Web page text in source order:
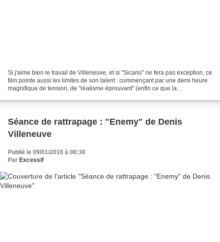
Si j'aime bien le travail de Villeneuve, et si "Sicario" ne fera pas exception, ce
film pointe aussi les limites de son talent : commençant par une demi heure
magnifique de tension, de "réalisme éprouvant" (enfin ce que la
Séance de rattrapage : "Enemy" de Denis
Villeneuve
Publié le 09/01/2016 à 08:30
Par Excessif